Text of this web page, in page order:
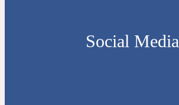
Social Media